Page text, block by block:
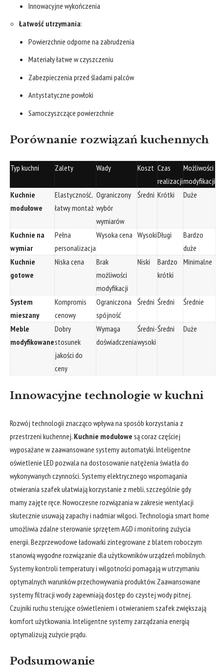
Innowacyjne wykończenia
Łatwość utrzymania:
Powierzchnie odporne na zabrudzenia
Materiały łatwe w czyszczeniu
Zabezpieczenia przed śladami palców
Antystatyczne powłoki
Samoczyszczące powierzchnie
Porównanie rozwiązań kuchennych
Typ kuchni Zalety Wady Koszt Czas
realizacji
Możliwości
modyfikacji
Kuchnie
modułowe
Elastyczność,
łatwy montaż
Ograniczony
wybór
wymiarów
Średni Krótki Duże
Kuchnie na
wymiar
Pełna
personalizacja
Wysoka cena WysokiDługi
Bardzo
duże
Kuchnie
gotowe
Niska cena
Brak
możliwości
modyfikacji
Niski
Bardzo
krótki
Minimalne
System
mieszany
Kompromis
cenowy
Ograniczona
spójność
Średni Średni Średnie
Meble
modyfikowane
Dobry
stosunek
jakości do
ceny
Wymaga
doświadczenia
Średni-
wysoki
Średni Duże
Innowacyjne technologie w kuchni
Rozwój technologii znacząco wpływa na sposób korzystania z
przestrzeni kuchennej. Kuchnie modułowe są coraz częściej
wyposażane w zaawansowane systemy automatyki. Inteligentne
oświetlenie LED pozwala na dostosowanie natężenia światła do
wykonywanych czynności. Systemy elektrycznego wspomagania
otwierania szafek ułatwiają korzystanie z mebli, szczególnie gdy
mamy zajęte ręce. Nowoczesne rozwiązania w zakresie wentylacji
skutecznie usuwają zapachy i nadmiar wilgoci. Technologia smart home
umożliwia zdalne sterowanie sprzętem AGD i monitoring zużycia
energii. Bezprzewodowe ładowarki zintegrowane z blatem roboczym
stanowią wygodne rozwiązanie dla użytkowników urządzeń mobilnych.
Systemy kontroli temperatury i wilgotności pomagają w utrzymaniu
optymalnych warunków przechowywania produktów. Zaawansowane
systemy filtracji wody zapewniają dostęp do czystej wody pitnej.
Czujniki ruchu sterujące oświetleniem i otwieraniem szafek zwiększają
komfort użytkowania. Inteligentne systemy zarządzania energią
optymalizują zużycie prądu.
Podsumowanie